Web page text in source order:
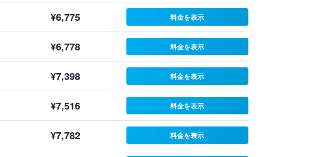
¥6,775 料金を表示
¥6,778 料金を表示
¥7,398 料金を表示
¥7,516 料金を表示
¥7,782 料金を表示